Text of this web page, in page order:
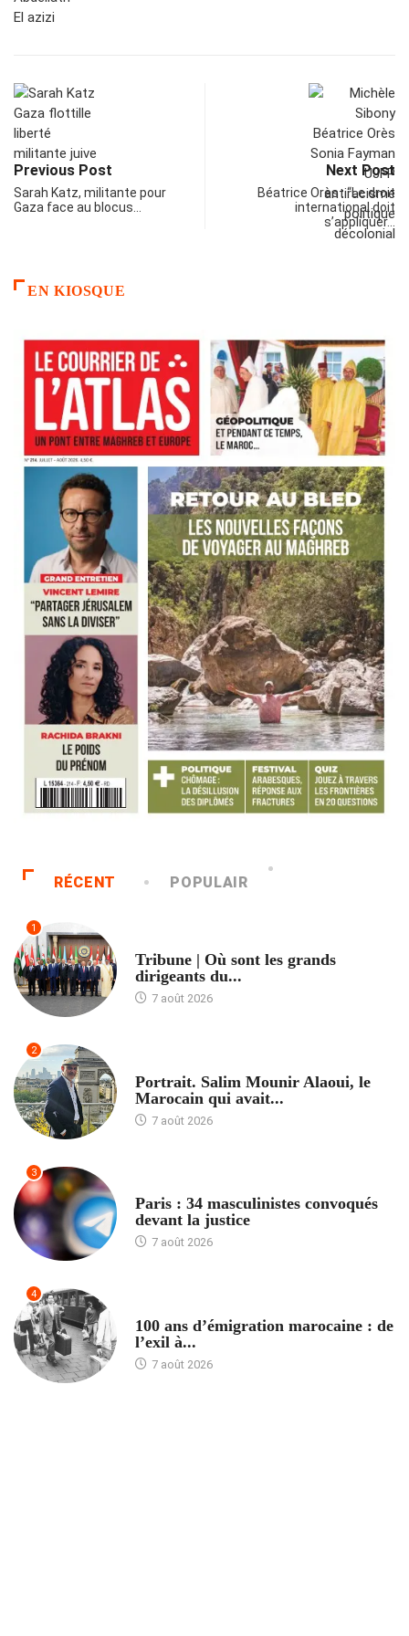
Previous Post
Sarah Katz, militante pour
Gaza face au blocus…
Next Post
Béatrice Orès : “Le droit
international doit
s’appliquer…
EN KIOSQUE
RÉCENT POPULAIR
1
Tribune | Où sont les grands
dirigeants du...
7 août 2026
2
Portrait. Salim Mounir Alaoui, le
Marocain qui avait...
7 août 2026
3
Paris : 34 masculinistes convoqués
devant la justice
7 août 2026
4
100 ans d’émigration marocaine : de
l’exil à...
7 août 2026